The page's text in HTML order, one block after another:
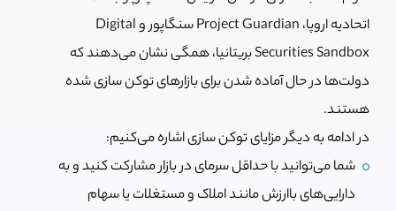
اتحادیه اروپا، Project Guardian سنگاپور و Digital
Securities Sandbox بریتانیا، همگی نشان می‌دهند که
دولت‌ها در حال آماده شدن برای بازارهای توکن سازی شده
هستند.
در ادامه به دیگر مزایای توکن سازی اشاره می‌کنیم:
شما می‌توانید با حداقل سرمای در بازار مشارکت کنید و به
دارایی‌های باارزش مانند املاک و مستغلات یا سهام